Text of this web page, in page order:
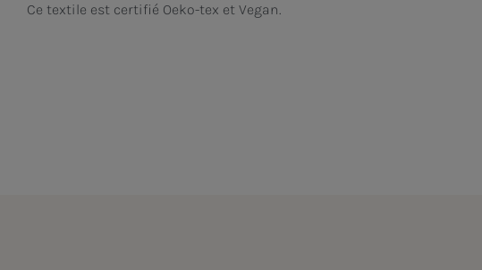
Ce textile est certifié Oeko-tex et Vegan.